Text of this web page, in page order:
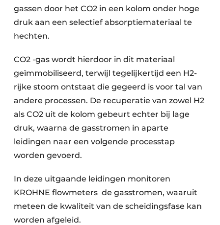
gassen door het CO2 in een kolom onder hoge
druk aan een selectief absorptiemateriaal te
hechten.
CO2 -gas wordt hierdoor in dit materiaal
geïmmobiliseerd, terwijl tegelijkertijd een H2-
rijke stoom ontstaat die gegeerd is voor tal van
andere processen. De recuperatie van zowel H2
als CO2 uit de kolom gebeurt echter bij lage
druk, waarna de gasstromen in aparte
leidingen naar een volgende processtap
worden gevoerd.
In deze uitgaande leidingen monitoren
KROHNE flowmeters de gasstromen, waaruit
meteen de kwaliteit van de scheidingsfase kan
worden afgeleid.